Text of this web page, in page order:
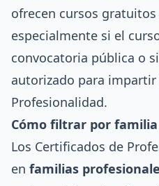
ofrecen cursos
especialmente si el
convocatoria pública o
autorizado para
Profesionalidad.
Cómo filtrar por
Los Certificados de
en familias